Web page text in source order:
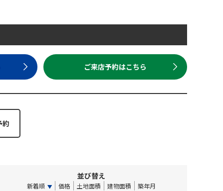
ご来店予約はこちら
並び替え
新着順 価格 土地面積 建物面積 築年月